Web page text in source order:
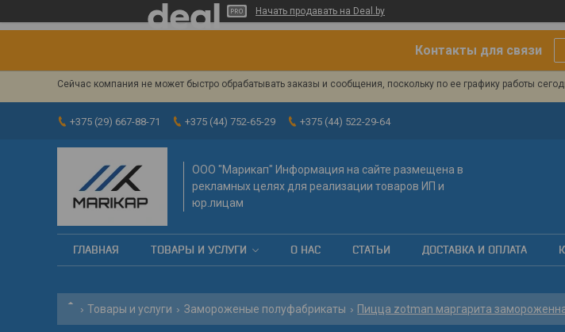
Начать продавать на Deal.by
Контакты для связи
Сейчас компания не может быстро обрабатывать заказы и сообщения, поскольку по ее графику работы
+375 (29) 667-88-71 +375 (44) 752-65-29 +375 (44) 522-29-64
OOO "Марикап" Информация на сайте размещена в
рекламных целях для реализации товаров ИП и
юр.лицам
ГЛАВНАЯ ТОВАРЫ И УСЛУГИ О НАС СТАТЬИ ДОСТАВКА И ОПЛАТА
Товары и услуги Замороженые полуфабрикаты Пицца zotman маргарита